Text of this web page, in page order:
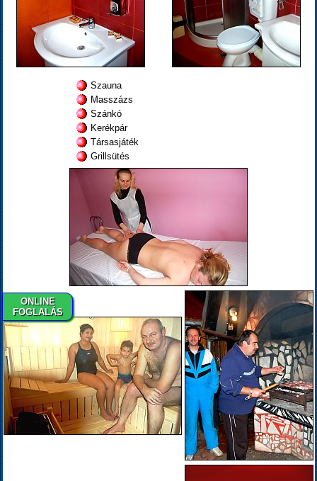
ONLINE
FOGLALÁS
Szauna
Masszázs
Szánkó
Kerékpár
Társasjáték
Grillsütés